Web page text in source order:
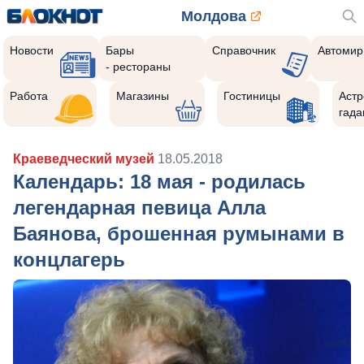
Молдова
Новости
Бары
- рестораны
Справочник Автомир
Работа Магазины Гостиницы
Краеведческий музей 18.05.2018
Календарь: 18 мая - родилась
легендарная певица Алла
Баянова, брошенная румынами в
концлагерь